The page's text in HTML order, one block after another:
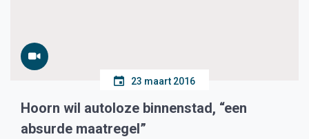
23 maart 2016
Hoorn wil autoloze binnenstad, “een
absurde maatregel”